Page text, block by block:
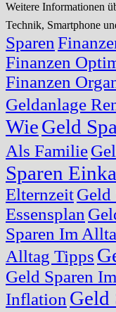
Weitere Informationen
Technik, Smartphone
Sparen
Finanzen
Finanzen
Geldanlage
WieGeld
Als Familie
Sparen
ElternzeitGeld
Essensplan
Sparen Im
Alltag Tipps
Geld Sparen
Inflation Geld